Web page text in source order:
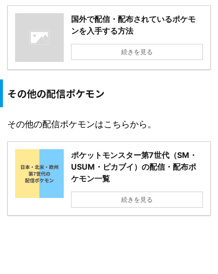
国外で配信・配布されているポケモ
ンを入手する方法
続きを見る
その他の配信ポケモン
その他の配信ポケモンはこちらから。
ポケットモンスター第7世代（SM・
USUM・ピカブイ）の配信・配布ポ
ケモン一覧
続きを見る